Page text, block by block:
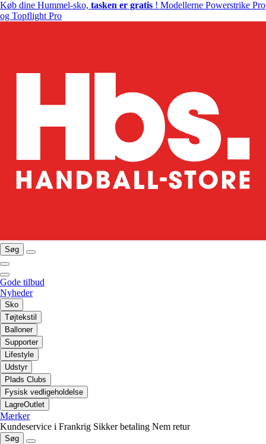
Køb dine Hummel-sko, tasken er gratis ! Modellerne Powerstrike Pro
og Topflight Pro
Søg
Gode tilbud
Nyheder
Sko
Tøjtekstil
Balloner
Supporter
Lifestyle
Udstyr
Plads Clubs
Fysisk vedligeholdelse
LagreOutlet
Mærker
Kundeservice i Frankrig Sikker betaling Nem retur
Søg